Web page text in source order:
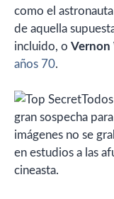
como el astronauta
de aquella
incluido, o Vernon
años 70.
gran sospecha
imágenes no se
en estudios a las
cineasta.